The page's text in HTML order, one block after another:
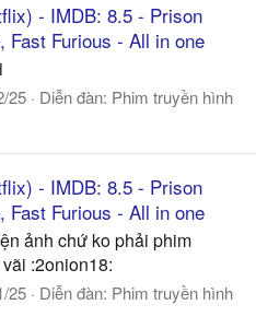
- IMDB: 8.5 - Prison
Fast Furious - All in one
25 Diễn đàn: Phim truyền hình
- IMDB: 8.5 - Prison
Fast Furious - All in one
ảnh chứ ko phải phim
:2onion18:
25 Diễn đàn: Phim truyền hình